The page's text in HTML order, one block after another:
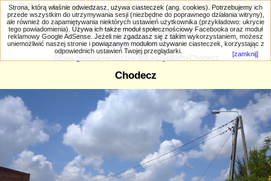
PRIV.gtlodz.eu - czyli trochę ;) inna galeria
Wyszukiwanie zaawansowane
Strona główna widoczne dla wszystkich >Chodecz
Chodecz
Strona, którą właśnie odwiedzasz, używa ciasteczek (ang. cookies). Potrzebujemy ich
przede wszystkim do utrzymywania sesji (niezbędne do poprawnego działania witryny),
ale również do zapamiętywania niektórych ustawień użytkownika (przykładowo: ukrycie
tego powiadomienia). Używa ich także moduł społecznościowy Facebooka oraz moduł
reklamowy Google AdSense. Jeżeli nie zgadzasz się z takim wykorzystaniem, możesz
uniemożliwić naszej stronie i powiązanym modułom używanie ciasteczek, korzystając z
odpowiednich ustawień Twojej przeglądarki.
[zamknij]